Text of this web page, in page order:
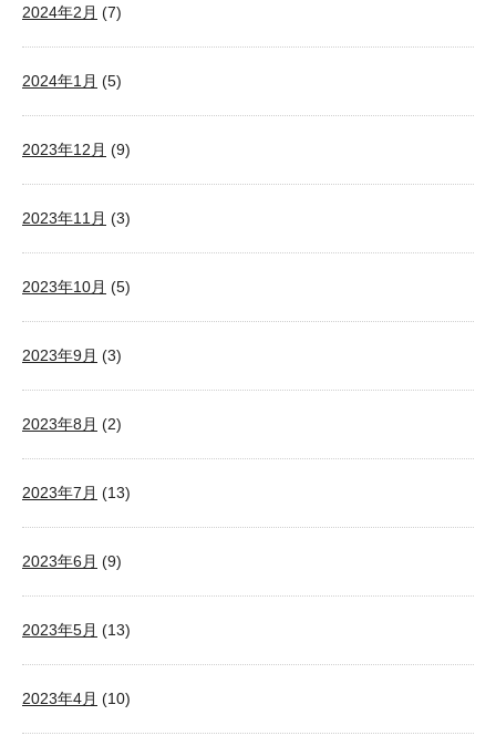
2024年2月 (7)
2024年1月 (5)
2023年12月 (9)
2023年11月 (3)
2023年10月 (5)
2023年9月 (3)
2023年8月 (2)
2023年7月 (13)
2023年6月 (9)
2023年5月 (13)
2023年4月 (10)